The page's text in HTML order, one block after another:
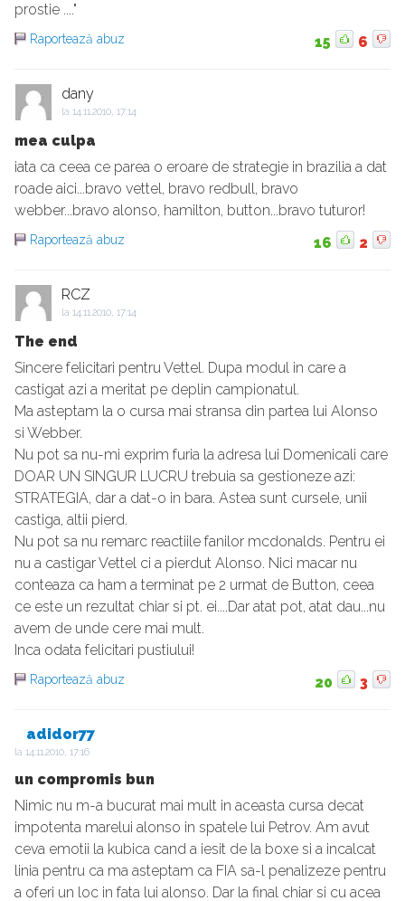
prostie ...."
Raportează abuz 15 6
dany
la 14.11.2010, 17:14
mea culpa
iata ca ceea ce parea o eroare de strategie in brazilia a dat
roade aici...bravo vettel, bravo redbull, bravo
webber...bravo alonso, hamilton, button...bravo tuturor!
Raportează abuz 16 2
RCZ
la 14.11.2010, 17:14
The end
Sincere felicitari pentru Vettel. Dupa modul in care a
castigat azi a meritat pe deplin campionatul.
Ma asteptam la o cursa mai stransa din partea lui Alonso
si Webber.
Nu pot sa nu-mi exprim furia la adresa lui Domenicali care
DOAR UN SINGUR LUCRU trebuia sa gestioneze azi:
STRATEGIA, dar a dat-o in bara. Astea sunt cursele, unii
castiga, altii pierd.
Nu pot sa nu remarc reactiile fanilor mcdonalds. Pentru ei
nu a castigar Vettel ci a pierdut Alonso. Nici macar nu
conteaza ca ham a terminat pe 2 urmat de Button, ceea
ce este un rezultat chiar si pt. ei....Dar atat pot, atat dau...nu
avem de unde cere mai mult.
Inca odata felicitari pustiului!
Raportează abuz 20 3
adidor77
la 14.11.2010, 17:16
un compromis bun
Nimic nu m-a bucurat mai mult in aceasta cursa decat
impotenta marelui alonso in spatele lui Petrov. Am avut
ceva emotii la kubica cand a iesit de la boxe si a incalcat
linia pentru ca ma asteptam ca FIA sa-l penalizeze pentru
a oferi un loc in fata lui alonso. Dar la final chiar si cu acea